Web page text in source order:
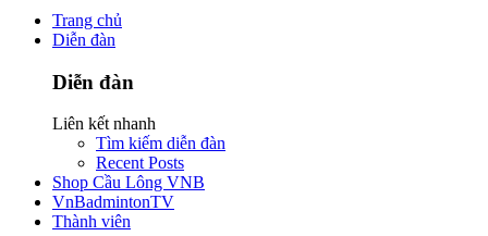
Trang chủ
Diễn đàn
Diễn đàn
Liên kết nhanh
Tìm kiếm diễn đàn
Recent Posts
Shop Cầu Lông VNB
VnBadmintonTV
Thành viên